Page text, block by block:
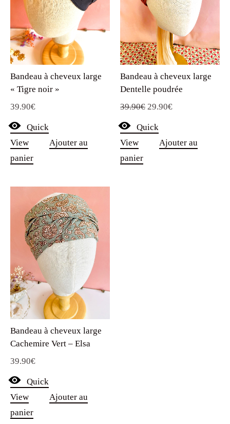
Bandeau à cheveux large
« Tigre noir »
39.90€
Quick
View
Ajouter au
panier
Bandeau à cheveux large
Dentelle poudrée
39.90€ Le
initial
était :
29.90€Le
est :
Quick
View
Ajouter au
panier
Bandeau à cheveux large
Cachemire Vert – Elsa
39.90€
Quick
View
Ajouter au
panier